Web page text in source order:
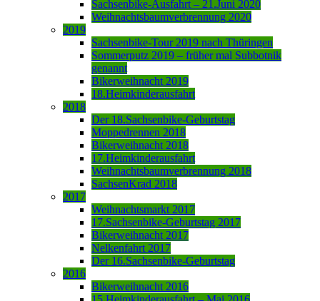
Sachsenbike-Ausfahrt – 21.Juni 2020
Weihnachtsbaumverbrennung 2020
2019
Sachsenbike-Tour 2019 nach Thüringen
Sommerputz 2019 – früher mal Subbotnik
genannt
Bikerweihnacht 2019
18.Heimkinderausfahrt
2018
Der 18.Sachsenbike-Geburtstag
Moppedrennen 2018
Bikerweihnacht 2018
17.Heimkinderausfahrt
Weihnachtsbaumverbrennung 2018
SachsenKrad 2018
2017
Weihnachtsmarkt 2017
17.Sachsenbike-Geburtstag 2017
Bikerweihnacht 2017
Nelkenfahrt 2017
Der 16.Sachsenbike-Geburtstag
2016
Bikerweihnacht 2016